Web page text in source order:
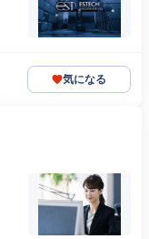
気になる